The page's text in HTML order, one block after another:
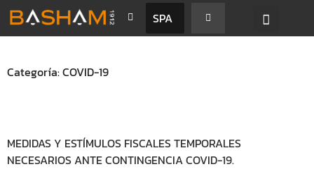
SPA
Categoría: COVID-19
MEDIDAS Y ESTÍMULOS FISCALES TEMPORALES
NECESARIOS ANTE CONTINGENCIA COVID-19.